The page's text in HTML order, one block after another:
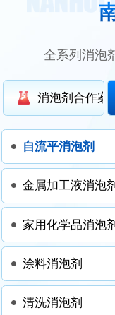
全系列消泡
自流平消泡剂
金属加工液消泡剂
家用化学品消泡剂
涂料消泡剂
清洗消泡剂
消泡剂合作案例